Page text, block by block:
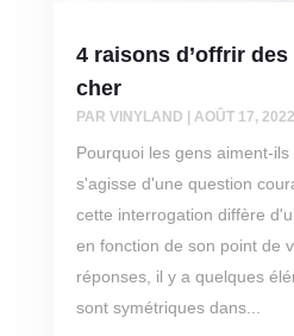
4 raisons d’offrir
cher
PAR VINYLAND | AOÛT 17, 2022
Pourquoi les gens aiment-
s'agisse d'une question
cette interrogation diffère
en fonction de son point de
réponses, il y a quelques
sont symétriques dans...